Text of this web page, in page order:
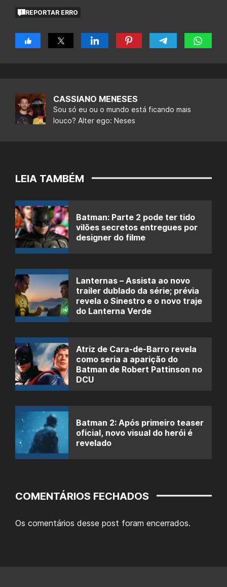
REPORTAR ERRO
CASSIANO MENESES
Sou só eu ou o mundo está ficando mais
louco? Alter ego: Neses
LEIA TAMBÉM
Batman: Parte 2 pode ter tido
vilões secretos entregues por
designer do filme
Lanternas – Assista ao novo
trailer dublado da série; prévia
revela o Sinestro e o novo traje
do Lanterna Verde
Atriz de Cara-de-Barro revela
como seria a aparição do
Batman de Robert Pattinson no
DCU
Batman 2: Após primeiro teaser
oficial, novo visual do herói é
revelado
COMENTÁRIOS FECHADOS
Os comentários desse post foram encerrados.